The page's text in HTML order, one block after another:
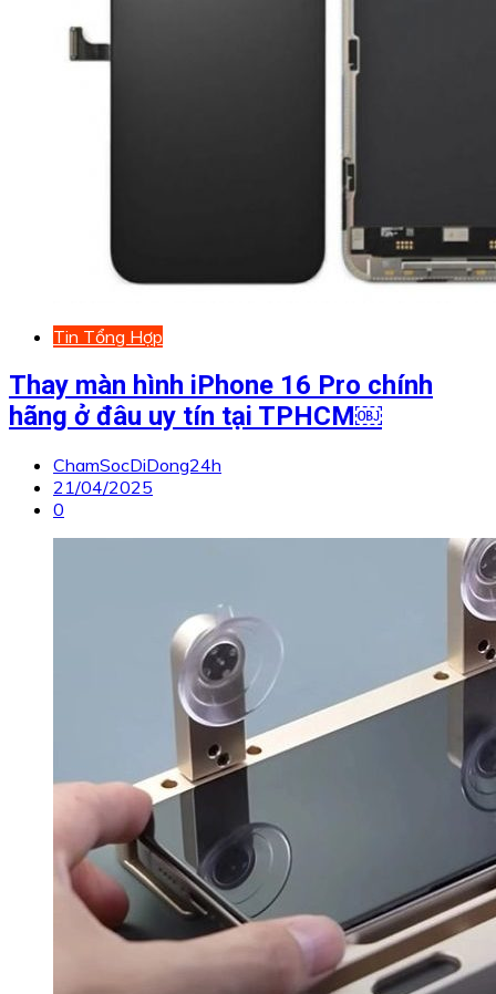
Tin Tổng Hợp
Thay màn hình iPhone 16 Pro chính
hãng ở đâu uy tín tại TPHCM￼
ChamSocDiDong24h
21/04/2025
0